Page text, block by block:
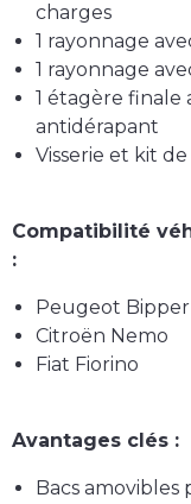
charges
1 rayonnage
1 rayonnage
1 étagère finale
antidérapant
Visserie et kit
Compatibilité
:
Peugeot Bipper
Citroën Nemo
Fiat Fiorino
Avantages clés :
Bacs amovibles